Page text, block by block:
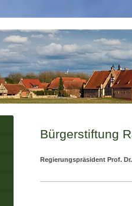
Bürgerstiftung
Regierungspräsident Prof.